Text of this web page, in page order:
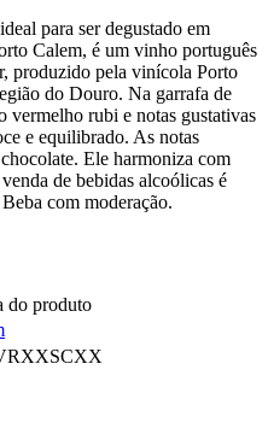
para ser degustado em
Calem, é um vinho português
produzido pela vinícola Porto
do Douro. Na garrafa de
vermelho rubi e notas gustativas
e equilibrado. As notas
Ele harmoniza com
de bebidas alcoólicas é
com moderação.
do produto